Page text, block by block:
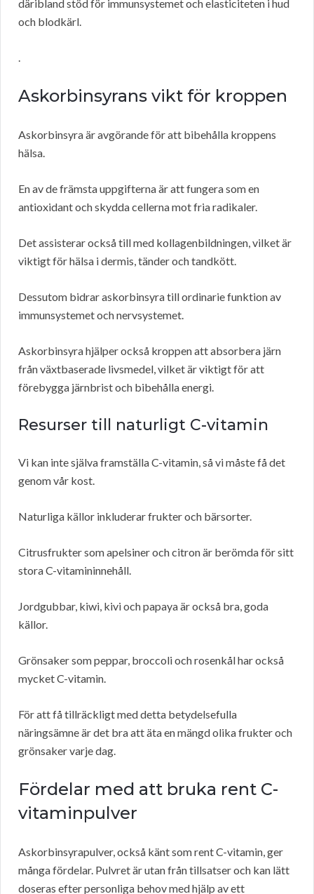
däribland stöd för immunsystemet och elasticiteten i hud
och blodkärl.
.
Askorbinsyrans vikt för kroppen
Askorbinsyra är avgörande för att bibehålla kroppens
hälsa.
En av de främsta uppgifterna är att fungera som en
antioxidant och skydda cellerna mot fria radikaler.
Det assisterar också till med kollagenbildningen, vilket är
viktigt för hälsa i dermis, tänder och tandkött.
Dessutom bidrar askorbinsyra till ordinarie funktion av
immunsystemet och nervsystemet.
Askorbinsyra hjälper också kroppen att absorbera järn
från växtbaserade livsmedel, vilket är viktigt för att
förebygga järnbrist och bibehålla energi.
Resurser till naturligt C-vitamin
Vi kan inte själva framställa C-vitamin, så vi måste få det
genom vår kost.
Naturliga källor inkluderar frukter och bärsorter.
Citrusfrukter som apelsiner och citron är berömda för sitt
stora C-vitamininnehåll.
Jordgubbar, kiwi, kivi och papaya är också bra, goda
källor.
Grönsaker som peppar, broccoli och rosenkål har också
mycket C-vitamin.
För att få tillräckligt med detta betydelsefulla
näringsämne är det bra att äta en mängd olika frukter och
grönsaker varje dag.
Fördelar med att bruka rent C-
vitaminpulver
Askorbinsyrapulver, också känt som rent C-vitamin, ger
många fördelar. Pulvret är utan från tillsatser och kan lätt
doseras efter personliga behov med hjälp av ett